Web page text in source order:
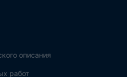
описания
работ